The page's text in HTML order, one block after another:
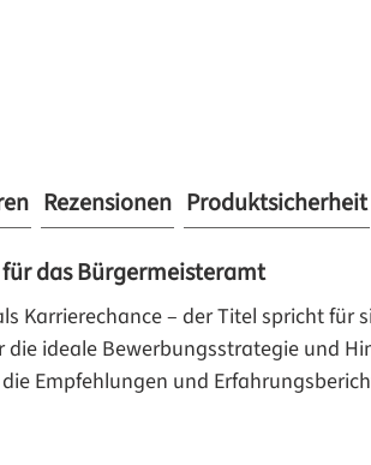
das Bürgermeisteramt
Karrierechance – der Titel spricht für
ideale Bewerbungsstrategie und
Empfehlungen und
Rezensionen Produktsicherheit